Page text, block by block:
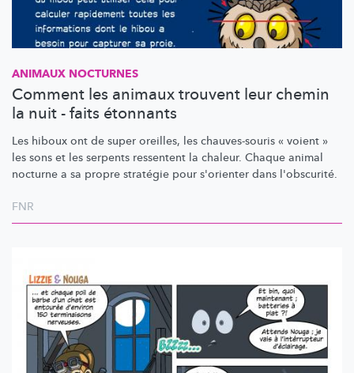
ANIMAUX NOCTURNES
Comment les animaux trouvent leur chemin
la nuit - faits étonnants
Les hiboux ont de super oreilles, les chauves-souris « voient »
les sons et les serpents ressentent la chaleur. Chaque animal
nocturne a sa propre stratégie pour s'orienter dans l'obscurité.
FNR